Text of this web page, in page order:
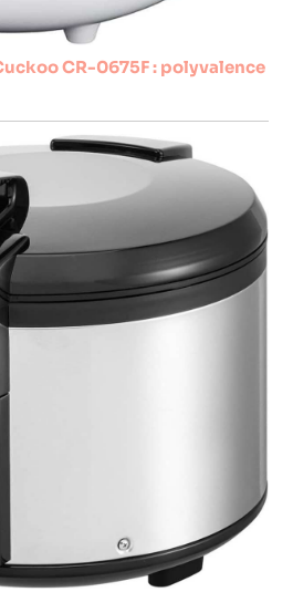
CR-0675F : polyvalence